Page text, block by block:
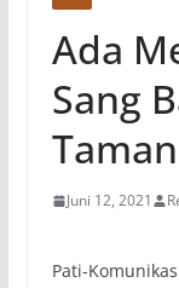
Ada
Sang
Juni 12, 2021
Pati-